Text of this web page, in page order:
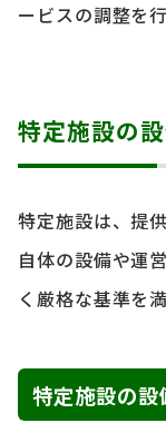
ービスの調整を行
特定施設の
特定施設は、提
自体の設備や運
く厳格な基準を
特定施設の設